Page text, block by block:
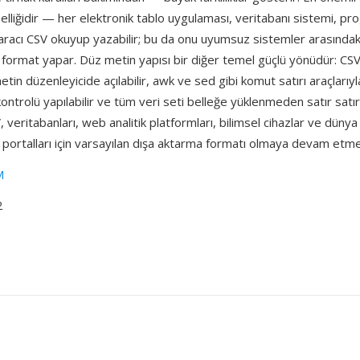
— her elektronik tablo uygulaması, veritabanı sistemi,
CSV okuyup yazabilir; bu da onu uyumsuz sistemler
yapar. Düz metin yapısı bir diğer temel güçlü yönüdür:
düzenleyicide açılabilir, awk ve sed gibi komut satırı
yapılabilir ve tüm veri seti belleğe yüklenmeden satır satır
veritabanları, web analitik platformları, bilimsel cihazlar ve
portalları için varsayılan dışa aktarma formatı olmaya devam